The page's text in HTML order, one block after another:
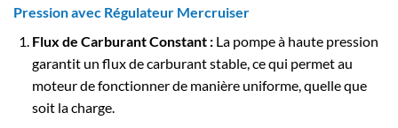
Pression avec Régulateur Mercruiser
Flux de Carburant Constant :La pompe à haute pression
garantit un flux de carburant stable, ce qui permet au
moteur de fonctionner de manière uniforme, quelle que
soit la charge.